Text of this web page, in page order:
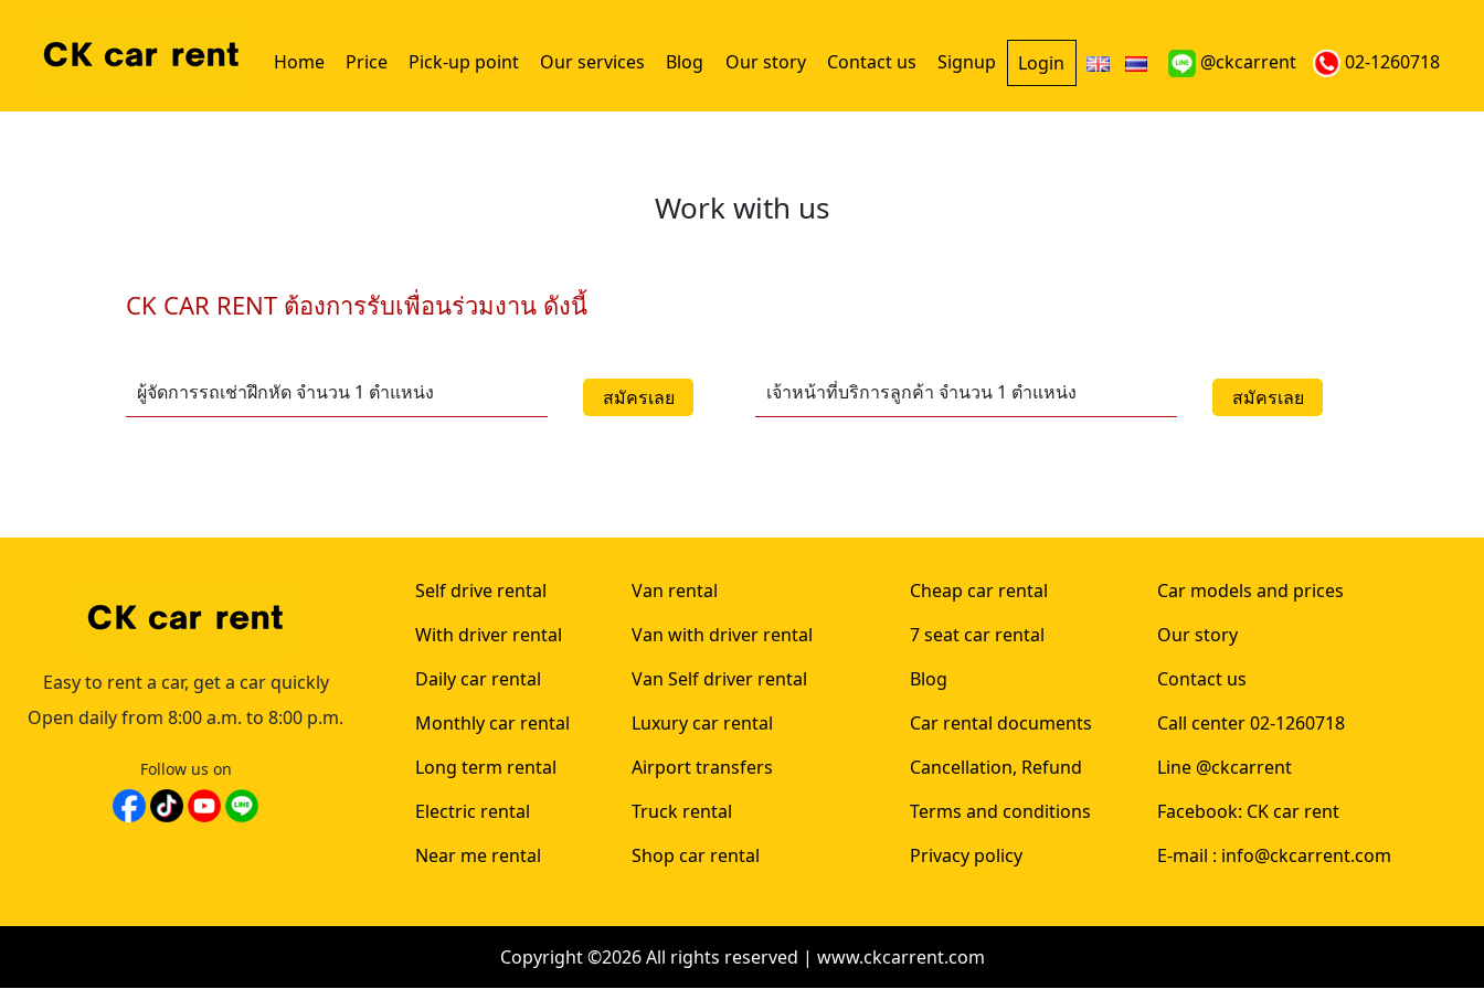
Home Price Pick-up point Our services Blog Our story Contact us Signup Login @ckcarrent 02-1260718
Work with us
CK CAR RENT ต้องการรับเพื่อนร่วมงาน ดังนี้
ผู้จัดการรถเช่าฝึกหัด จำนวน 1 ตำแหน่ง สมัครเลย เจ้าหน้าที่บริการลูกค้า จำนวน 1 ตำแหน่ง สมัครเลย
Easy to rent a car, get a car quickly
Open daily from 8:00 a.m. to 8:00 p.m.
Follow us on
Self drive rental
With driver rental
Daily car rental
Monthly car rental
Long term rental
Electric rental
Near me rental
Van rental
Van with driver rental
Van Self driver rental
Luxury car rental
Airport transfers
Truck rental
Shop car rental
Cheap car rental
7 seat car rental
Blog
Car rental documents
Cancellation, Refund
Terms and conditions
Privacy policy
Car models and prices
Our story
Contact us
Call center 02-1260718
Line @ckcarrent
Facebook: CK car rent
E-mail : info@ckcarrent.com
Copyright ©2026 All rights reserved | www.ckcarrent.com